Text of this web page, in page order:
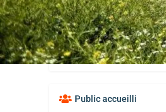
Le jeune enfant présentant des
son âge dans une unité qui lui est
soins en pédopsychiatrie.
L’hospitalisation de jour propose
du lundi au vendredi, à temps
Public accueilli